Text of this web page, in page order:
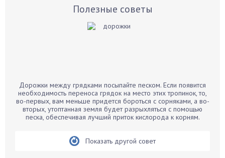
Бархатцы
Бегония
Белые грибы
Полезные советы
Дорожки между грядками посыпайте песком. Если появится
необходимость переноса грядок на место этих тропинок, то,
во-первых, вам меньше придется бороться с сорняками, а во-
вторых, утоптанная земля будет разрыхляться с помощью
песка, обеспечивая лучший приток кислорода к корням.
Показать другой совет